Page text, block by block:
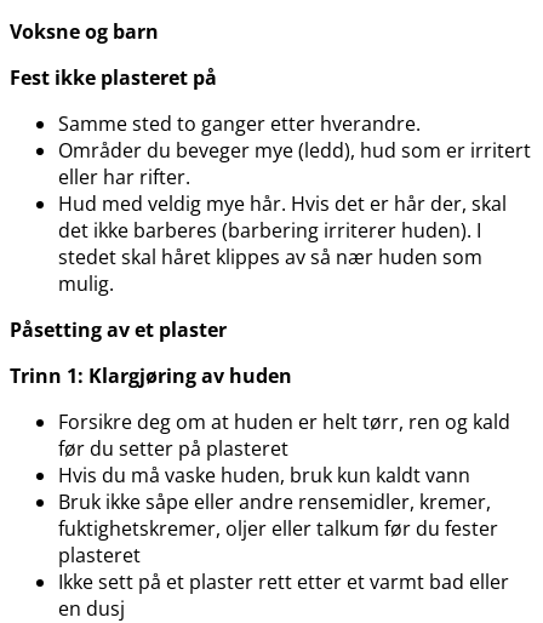
Voksne og barn
Fest ikke plasteret på
Samme sted to ganger etter hverandre.
Områder du beveger mye (ledd), hud som er irritert
eller har rifter.
Hud med veldig mye hår. Hvis det er hår der, skal
det ikke barberes (barbering irriterer huden). I
stedet skal håret klippes av så nær huden som
mulig.
Påsetting av et plaster
Trinn 1: Klargjøring av huden
Forsikre deg om at huden er helt tørr, ren og kald
før du setter på plasteret
Hvis du må vaske huden, bruk kun kaldt vann
Bruk ikke såpe eller andre rensemidler, kremer,
fuktighetskremer, oljer eller talkum før du fester
plasteret
Ikke sett på et plaster rett etter et varmt bad eller
en dusj